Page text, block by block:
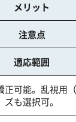
メリット
注意点
適応範囲
正可能。乱視用
ズも選択可。